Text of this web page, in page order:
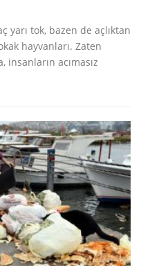
yarı tok, bazen de açlıktan
hayvanları. Zaten
insanların acımasız